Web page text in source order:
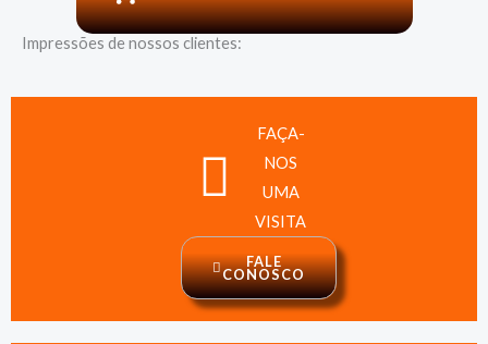
Impressões de nossos clientes:
FAÇA-
NOS
UMA
VISITA
FALE
CONOSCO